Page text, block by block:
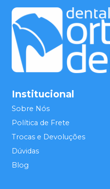
Institucional
Sobre Nós
Política de Frete
Trocas e Devoluções
Dúvidas
Blog